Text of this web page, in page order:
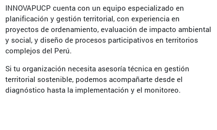
INNOVAPUCP cuenta con un equipo especializado en
planificación y gestión territorial, con experiencia en
proyectos de ordenamiento, evaluación de impacto ambiental
y social, y diseño de procesos participativos en territorios
complejos del Perú.
Si tu organización necesita asesoría técnica en gestión
territorial sostenible, podemos acompañarte desde el
diagnóstico hasta la implementación y el monitoreo.